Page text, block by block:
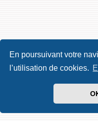
En poursuivant votre
l’utilisation de cookies.